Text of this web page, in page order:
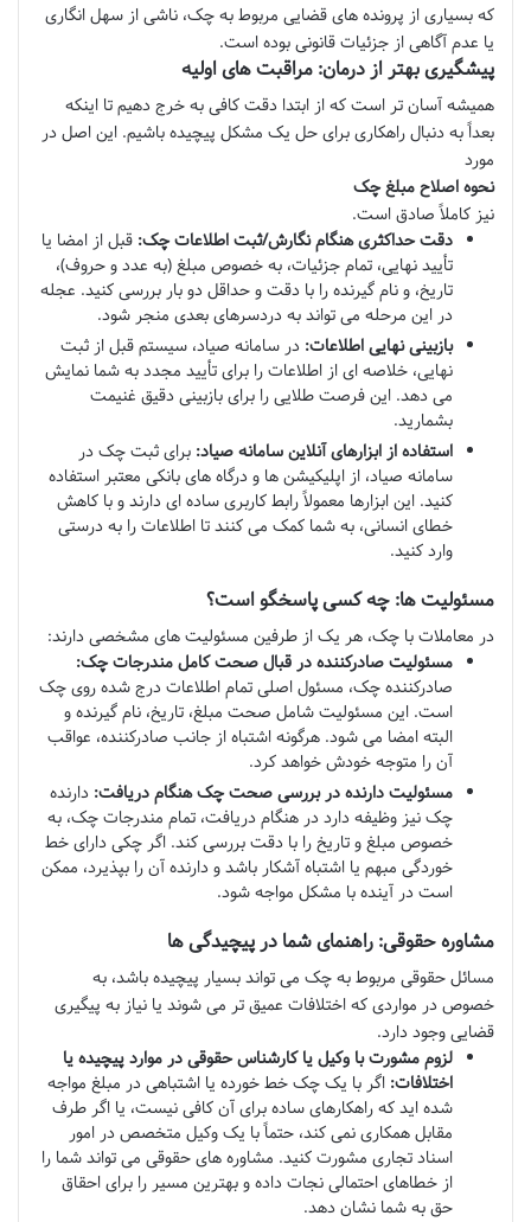
که بسیاری از پرونده های قضایی مربوط به چک، ناشی از سهل انگاری
یا عدم آگاهی از جزئیات قانونی بوده است.
پیشگیری بهتر از درمان: مراقبت های اولیه
همیشه آسان تر است که از ابتدا دقت کافی به خرج دهیم تا اینکه
بعداً به دنبال راهکاری برای حل یک مشکل پیچیده باشیم. این اصل در
مورد
نحوه اصلاح مبلغ چک
نیز کاملاً صادق است.
دقت حداکثری هنگام نگارش/ثبت اطلاعات چک: قبل از امضا یا
تأیید نهایی، تمام جزئیات، به خصوص مبلغ (به عدد و حروف)،
تاریخ، و نام گیرنده را با دقت و حداقل دو بار بررسی کنید. عجله
در این مرحله می تواند به دردسرهای بعدی منجر شود.
بازبینی نهایی اطلاعات: در سامانه صیاد، سیستم قبل از ثبت
نهایی، خلاصه ای از اطلاعات را برای تأیید مجدد به شما نمایش
می دهد. این فرصت طلایی را برای بازبینی دقیق غنیمت
بشمارید.
استفاده از ابزارهای آنلاین سامانه صیاد: برای ثبت چک در
سامانه صیاد، از اپلیکیشن ها و درگاه های بانکی معتبر استفاده
کنید. این ابزارها معمولاً رابط کاربری ساده ای دارند و با کاهش
خطای انسانی، به شما کمک می کنند تا اطلاعات را به درستی
وارد کنید.
مسئولیت ها: چه کسی پاسخگو است؟
در معاملات با چک، هر یک از طرفین مسئولیت های مشخصی دارند:
مسئولیت صادرکننده در قبال صحت کامل مندرجات چک:
صادرکننده چک، مسئول اصلی تمام اطلاعات درج شده روی چک
است. این مسئولیت شامل صحت مبلغ، تاریخ، نام گیرنده و
البته امضا می شود. هرگونه اشتباه از جانب صادرکننده، عواقب
آن را متوجه خودش خواهد کرد.
مسئولیت دارنده در بررسی صحت چک هنگام دریافت: دارنده
چک نیز وظیفه دارد در هنگام دریافت، تمام مندرجات چک، به
خصوص مبلغ و تاریخ را با دقت بررسی کند. اگر چکی دارای خط
خوردگی مبهم یا اشتباه آشکار باشد و دارنده آن را بپذیرد، ممکن
است در آینده با مشکل مواجه شود.
مشاوره حقوقی: راهنمای شما در پیچیدگی ها
مسائل حقوقی مربوط به چک می تواند بسیار پیچیده باشد، به
خصوص در مواردی که اختلافات عمیق تر می شوند یا نیاز به پیگیری
قضایی وجود دارد.
لزوم مشورت با وکیل یا کارشناس حقوقی در موارد پیچیده یا
اختلافات: اگر با یک چک خط خورده یا اشتباهی در مبلغ مواجه
شده اید که راهکارهای ساده برای آن کافی نیست، یا اگر طرف
مقابل همکاری نمی کند، حتماً با یک وکیل متخصص در امور
اسناد تجاری مشورت کنید. مشاوره های حقوقی می تواند شما را
از خطاهای احتمالی نجات داده و بهترین مسیر را برای احقاق
حق به شما نشان دهد.